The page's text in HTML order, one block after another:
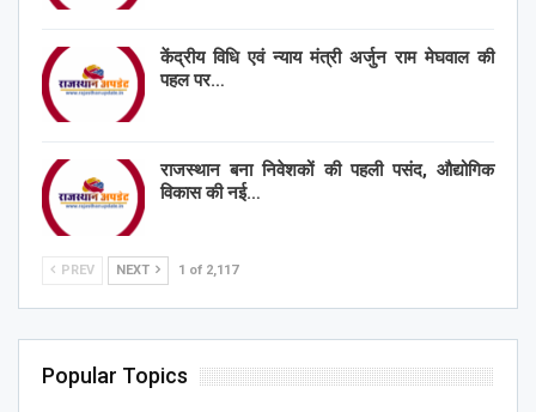
केंद्रीय विधि एवं न्याय मंत्री अर्जुन राम मेघवाल की
पहल पर…
राजस्थान बना निवेशकों की पहली पसंद, औद्योगिक
विकास की नई…
PREV NEXT 1 of 2,117
Popular Topics